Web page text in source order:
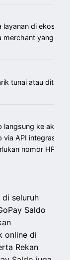
layanan di
merchant yang
tunai atau
langsung ke akun
via API integrasi
nomor HP
seluruh
Saldo
online di
Rekan